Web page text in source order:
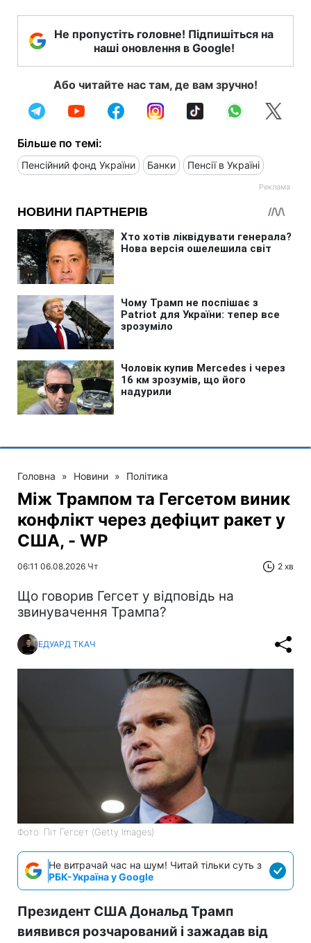
Не пропустіть головне! Підпишіться на
наші оновлення в Google!
Або читайте нас там, де вам зручно!
Більше по темі:
Пенсійний фонд України Банки Пенсії в Україні
Головна » Новини » Політика
Між Трампом та Гегсетом виник
конфлікт через дефіцит ракет у
США, - WP
06:11 06.08.2026 Чт 2 хв
Що говорив Гегсет у відповідь на
звинувачення Трампа?
ЕДУАРД ТКАЧ
Фото: Піт Гегсет (Getty Images)
Не витрачай час на шум! Читай тільки суть з
РБК-Україна у Google
Президент США Дональд Трамп
виявився розчарований і зажадав від